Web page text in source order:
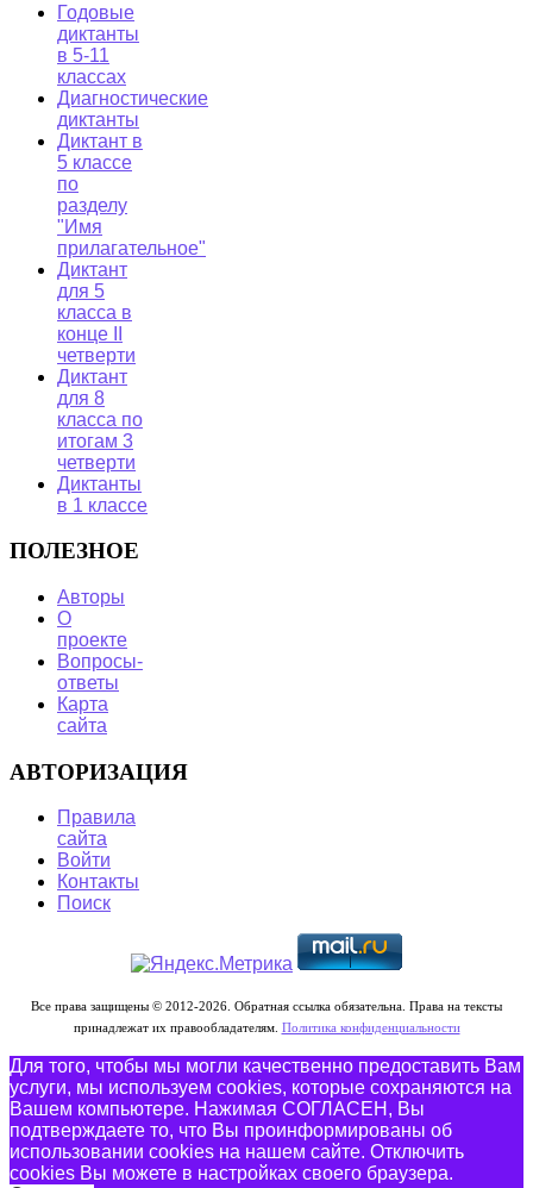
Годовые
диктанты
в 5-11
классах
Диагностические
диктанты
Диктант в
5 классе
по
разделу
"Имя
прилагательное"
Диктант
для 5
класса в
конце II
четверти
Диктант
для 8
класса по
итогам 3
четверти
Диктанты
в 1 классе
ПОЛЕЗНОЕ
Авторы
О
проекте
Вопросы-
ответы
Карта
сайта
АВТОРИЗАЦИЯ
Правила
сайта
Войти
Контакты
Поиск
Все права защищены © 2012-2026. Обратная ссылка обязательна. Права на тексты
принадлежат их правообладателям. Политика конфиденциальности
Для того, чтобы мы могли качественно предоставить Вам
услуги, мы используем cookies, которые сохраняются на
Вашем компьютере. Нажимая СОГЛАСЕН, Вы
подтверждаете то, что Вы проинформированы об
использовании cookies на нашем сайте. Отключить
cookies Вы можете в настройках своего браузера.